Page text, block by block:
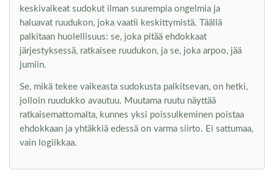
keskivaikeat sudokut ilman suurempia ongelmia ja
haluavat ruudukon, joka vaatii keskittymistä. Täällä
palkitaan huolellisuus: se, joka pitää ehdokkaat
järjestyksessä, ratkaisee ruudukon, ja se, joka arpoo, jää
jumiin.
Se, mikä tekee vaikeasta sudokusta palkitsevan, on hetki,
jolloin ruudukko avautuu. Muutama ruutu näyttää
ratkaisemattomalta, kunnes yksi poissulkeminen poistaa
ehdokkaan ja yhtäkkiä edessä on varma siirto. Ei sattumaa,
vain logiikkaa.